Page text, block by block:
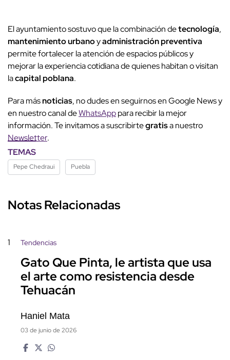
El ayuntamiento sostuvo que la combinación detecnología,
mantenimiento urbanoyadministración preventiva
permite fortalecer la atención de espacios públicos y
mejorar la experiencia cotidiana de quienes habitan o visitan
lacapital poblana.
Para másnoticias, no dudes en seguirnos en Google News y
en nuestro canal deWhatsApppara recibir la mejor
información. Te invitamos a suscribirtegratisa nuestro
Newsletter.
TEMAS
Pepe Chedraui Puebla
Notas Relacionadas
1 Tendencias
Gato Que Pinta, le artista que usa
el arte como resistencia desde
Tehuacán
Haniel Mata
03 de junio de 2026